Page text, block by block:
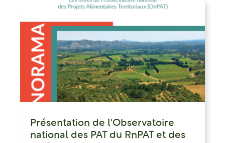
Présentation de l'Observatoire
national des PAT du RnPAT et des